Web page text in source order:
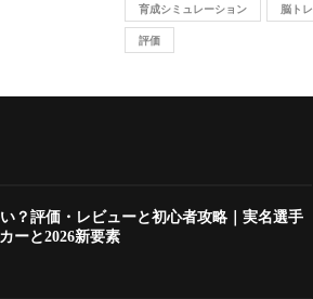
育成シミュレーション 脳トレ
評価
？評価・レビューと初心者攻略｜実名選手
ーと2026新要素